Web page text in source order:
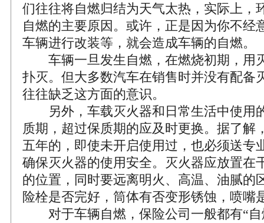
们往往将自燃归结为天气太热，实际上，
自燃的主要原因。或许，正是因为你不经
车辆进行改装等，就会造成车辆的自燃。
车辆一旦发生自燃，在燃烧初期，用
扑灭。但大多数汽车在销售时并没有配备
往往缺乏这方面的意识。
另外，车载灭火器和日常生活中使用
质期，超过保质期的应及时更换。据了解
五年的，即使未开启使用过，也必须送专
确保灭火器的使用安全。灭火器应放置在
的位置，同时要远离明火、高温、油腻的
险栓是否完好，筒体有否变形锈蚀，喷嘴
对于车辆自燃，保险公司一般都有“自